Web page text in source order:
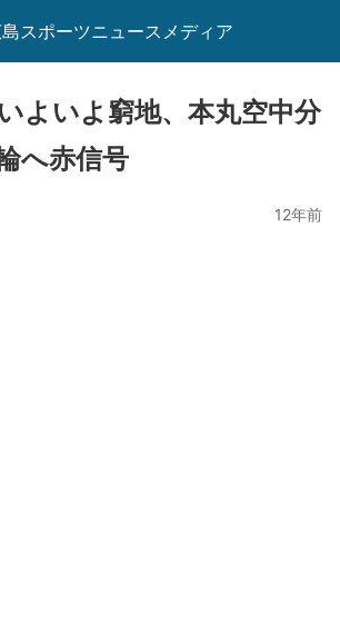
島スポーツニュースメディア
よいよ窮地、本丸空中分
へ赤信号
12年前